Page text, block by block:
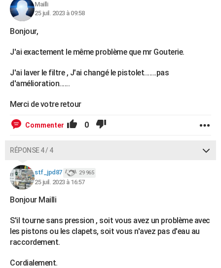
Mailli
25 juil. 2023 à 09:58
Bonjour,
J'ai exactement le même problème que mr Gouterie.
J'ai laver le filtre , J'ai changé le pistolet.......pas
d'amélioration......
Merci de votre retour
Commenter 0
RÉPONSE 4 / 4
stf_jpd87 29 965
25 juil. 2023 à 16:57
Bonjour Mailli
S'il tourne sans pression , soit vous avez un problème avec
les pistons ou les clapets, soit vous n'avez pas d'eau au
raccordement.
Cordialement.